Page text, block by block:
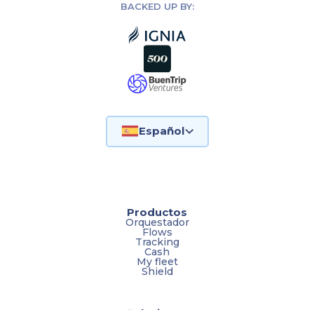
BACKED UP BY:
Español
Productos
Orquestador
Flows
Tracking
Cash
My fleet
Shield